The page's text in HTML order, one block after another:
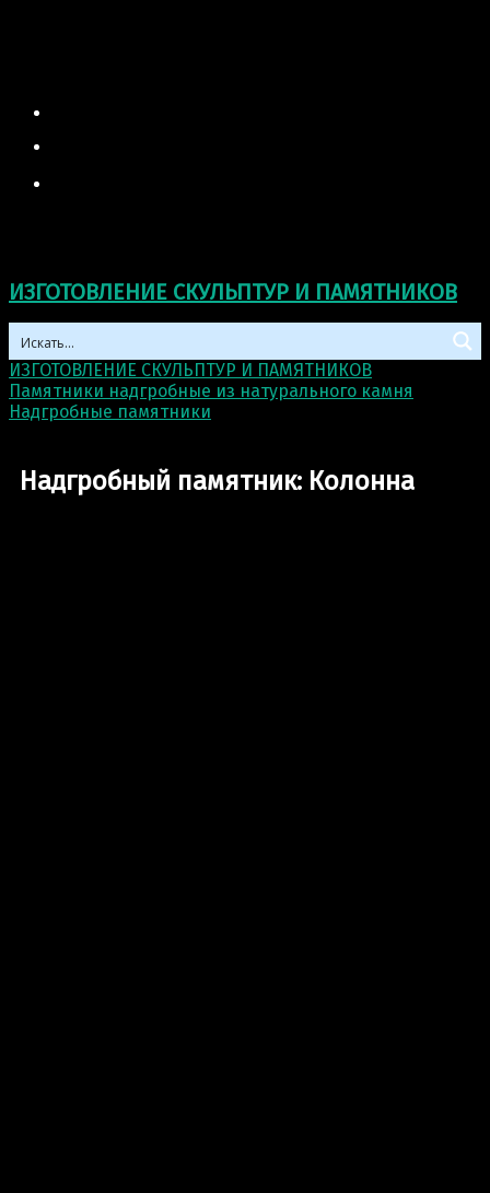
ИЗГОТОВЛЕНИЕ СКУЛЬПТУР И ПАМЯТНИКОВ
ИЗГОТОВЛЕНИЕ СКУЛЬПТУР И ПАМЯТНИКОВ
Памятники надгробные из натурального камня
Надгробные памятники
Надгробный памятник: Колонна